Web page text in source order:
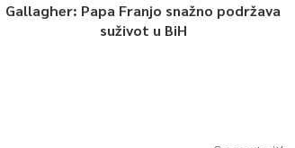
Gallagher: Papa Franjo snažno podržava
suživot u BiH